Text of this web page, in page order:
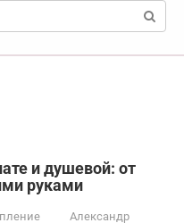
и душевой: от
руками
Александр